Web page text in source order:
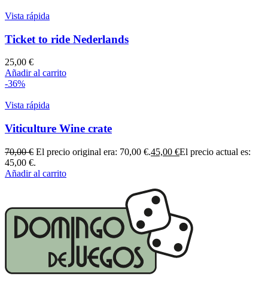
Vista rápida
Ticket to ride Nederlands
25,00 €
Añadir al carrito
-36%
Vista rápida
Viticulture Wine crate
70,00€ El precio original era: 70,00 €.45,00 €El precio actual es:
45,00 €.
Añadir al carrito